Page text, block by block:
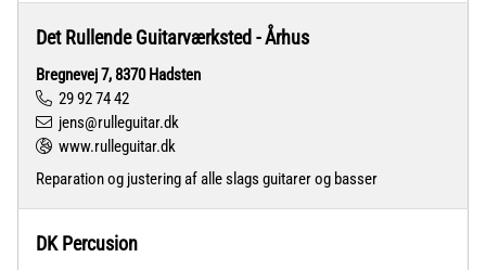
Det Rullende Guitarværksted - Århus
Bregnevej 7, 8370 Hadsten
29 92 74 42
jens@rulleguitar.dk
www.rulleguitar.dk
Reparation og justering af alle slags guitarer og basser
DK Percusion